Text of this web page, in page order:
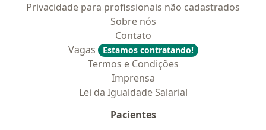
Privacidade para profissionais não cadastrados
Sobre nós
Contato
Vagas
Estamos contratando!
Termos e Condições
Imprensa
Lei da Igualdade Salarial
Pacientes